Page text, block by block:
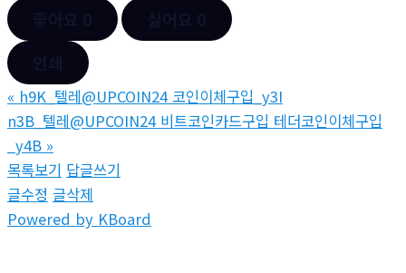
« h9K_텔레@UPCOIN24 코인이체구입_y3I
n3B_텔레@UPCOIN24 비트코인카드구입 테더코인이체구입
_y4B »
목록보기 답글쓰기
글수정 글삭제
Powered by KBoard